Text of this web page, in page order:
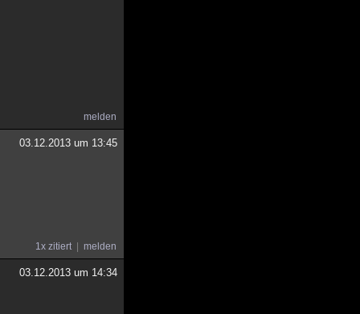
melden
03.12.2013 um 13:45
1x zitiert melden
03.12.2013 um 14:34